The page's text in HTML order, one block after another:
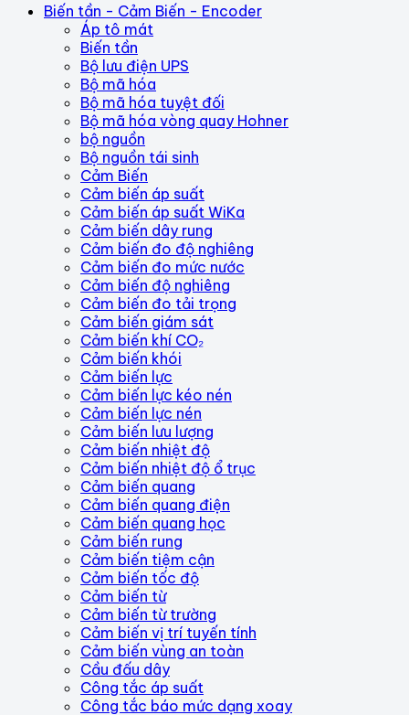
Biến tần - Cảm Biến - Encoder
Áp tô mát
Biến tần
Bộ lưu điện UPS
Bộ mã hóa
Bộ mã hóa tuyệt đối
Bộ mã hóa vòng quay Hohner
bộ nguồn
Bộ nguồn tái sinh
Cảm Biến
Cảm biến áp suất
Cảm biến áp suất WiKa
Cảm biến dây rung
Cảm biến đo độ nghiêng
Cảm biến đo mức nước
Cảm biến độ nghiêng
Cảm biến đo tải trọng
Cảm biến giám sát
Cảm biến khí CO₂
Cảm biến khói
Cảm biến lực
Cảm biến lực kéo nén
Cảm biến lực nén
Cảm biến lưu lượng
Cảm biến nhiệt độ
Cảm biến nhiệt độ ổ trục
Cảm biến quang
Cảm biến quang điện
Cảm biến quang học
Cảm biến rung
Cảm biến tiệm cận
Cảm biến tốc độ
Cảm biến từ
Cảm biến từ trường
Cảm biến vị trí tuyến tính
Cảm biến vùng an toàn
Cầu đấu dây
Công tắc áp suất
Công tắc báo mức dạng xoay